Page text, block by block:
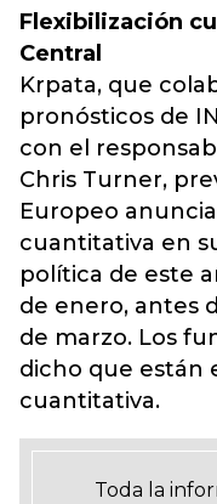
Flexibilización
Central
Krpata, que
pronósticos de
con el
Chris Turner,
Europeo
cuantitativa en
política de este
de enero, antes
de marzo. Los
dicho que están
cuantitativa.
Toda la